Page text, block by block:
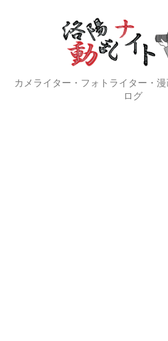
へ
カメライター・フォトライター・
ログ